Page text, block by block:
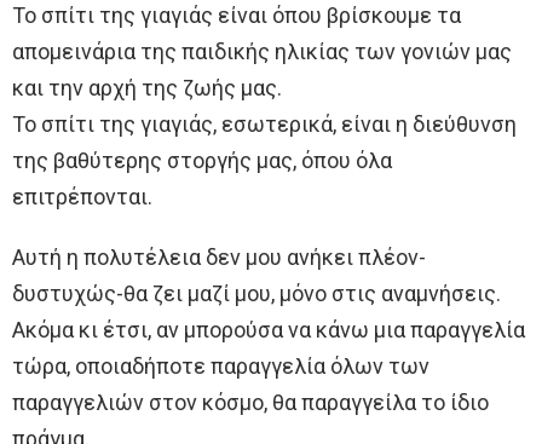
Το σπίτι της γιαγιάς είναι όπου βρίσκουμε τα
απομεινάρια της παιδικής ηλικίας των γονιών μας
και την αρχή της ζωής μας.
Το σπίτι της γιαγιάς, εσωτερικά, είναι η διεύθυνση
της βαθύτερης στοργής μας, όπου όλα
επιτρέπονται.
Αυτή η πολυτέλεια δεν μου ανήκει πλέον-
δυστυχώς-θα ζει μαζί μου, μόνο στις αναμνήσεις.
Ακόμα κι έτσι, αν μπορούσα να κάνω μια παραγγελία
τώρα, οποιαδήποτε παραγγελία όλων των
παραγγελιών στον κόσμο, θα παραγγείλα το ίδιο
πράγμα.